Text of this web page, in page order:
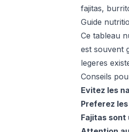
fajitas,
Guide
Ce tableau
est souvent
legeres
Conseils
Evitez les
Preferez
Fajitas sont